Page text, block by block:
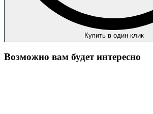
Купить в один клик
Возможно вам будет интересно